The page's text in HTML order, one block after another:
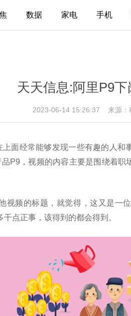
数据 家电 手机
天天信息:阿里P9
2023-06-14 15:26:37 来源：
面经常能够发现一些有趣的人和
P9，视频的内容主要是围绕着职
视频的标题，就觉得，这又是一
点正事，该得到的都会得到。